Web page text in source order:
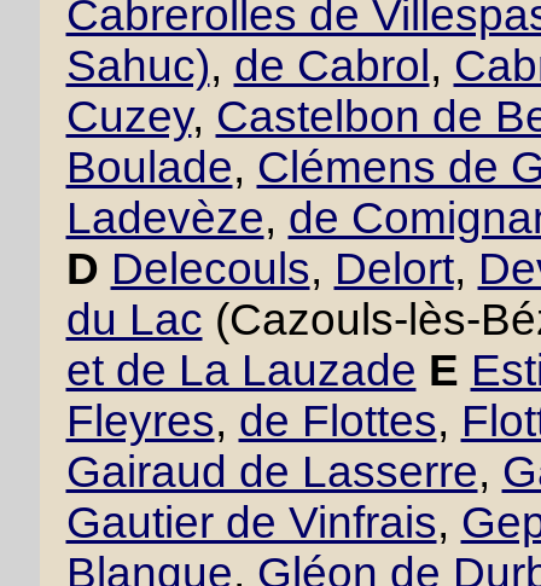
Cabrerolles de
Sahuc), de Cabrol ,
Cuzey, Castelbon de
Boulade, Clémens de
Ladevèze, de
D Delecouls, Delort,
du Lac (Cazouls-lès-
et de La Lauzade E
Fleyres, de Flottes,
Gairaud de Lasserre,
Gautier de Vinfrais,
Blanque, Gléon de